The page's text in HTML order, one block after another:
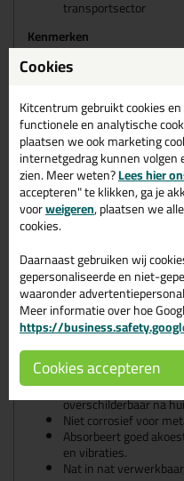
transportsector
Kenmerken
Duurzaam permanent
bewegingscapaciteit 25%.
zelfs vochtige
Sublieme
professionele A
Hoge mechanische
krachtopbouw en
Goed kleurvast, UV-,
Reukloos, blaas- en
siliconenvrij.
Zeer emissiearm
EC1 PLUS en VOC-
Verdraagzaam in
PVB-folie gelaagd glas.
Geeft geen
poreuze materialen,
onbehandeld hout.
Schuur- en slijpbaar
overschilderbaar na
Niet corrosief voor
Absorbeert goed
en vibraties.
Nat in nat
Cookies
Kitcentrum gebruikt cookies
functionele en analytische
plaatsen we ook marketing
internetgedrag kunnen
zien. Meer weten?Lees hier
accepteren" te klikken, ga je
voorweigeren, plaatsen we
cookies.
Daarnaast gebruiken wij
gepersonaliseerde en niet-
waaronder
Meer informatie over hoe
https://
Cookies accepteren